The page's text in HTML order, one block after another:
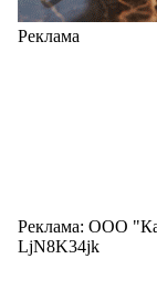
Реклама
Реклама: ООО
LjN8K34jk